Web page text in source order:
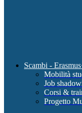
Scambi -
Mobilità
Job
Corsi &
Progetto